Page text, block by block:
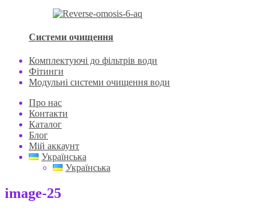
Системи очищення
Комплектуючі до фільтрів води
Фітинги
Модульні системи очищення води
Про нас
Контакти
Каталог
Блог
Мій аккаунт
Українська
Українська
image-25